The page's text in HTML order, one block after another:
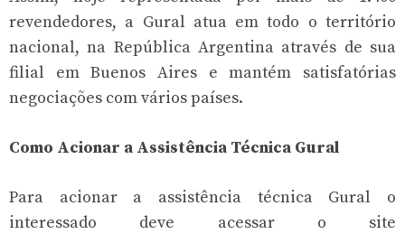
revendedores, a Gural atua em todo o território
nacional, na República Argentina através de sua
filial em Buenos Aires e mantém satisfatórias
negociações com vários países.
Como Acionar a Assistência Técnica Gural
Para acionar a assistência técnica Gural o
interessado deve acessar o site